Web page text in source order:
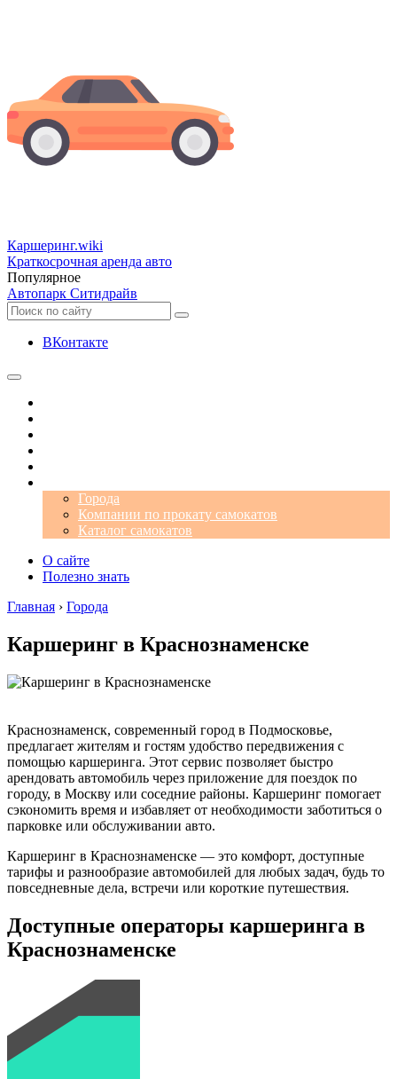
Каршеринг.wiki
Краткосрочная аренда авто
Популярное
Автопарк Ситидрайв
ВКонтакте
Города
Компании по прокату самокатов
Каталог самокатов
О сайте
Полезно знать
Главная › Города
Каршеринг в Краснознаменске
Краснознаменск, современный город в Подмосковье,
предлагает жителям и гостям удобство передвижения с
помощью каршеринга. Этот сервис позволяет быстро
арендовать автомобиль через приложение для поездок по
городу, в Москву или соседние районы. Каршеринг помогает
сэкономить время и избавляет от необходимости заботиться о
парковке или обслуживании авто.
Каршеринг в Краснознаменске — это комфорт, доступные
тарифы и разнообразие автомобилей для любых задач, будь то
повседневные дела, встречи или короткие путешествия.
Доступные операторы каршеринга в
Краснознаменске